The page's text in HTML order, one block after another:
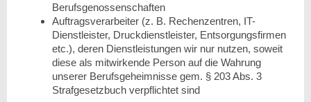
Berufsgenossenschaften
Auftragsverarbeiter (z. B. Rechenzentren, IT-
Dienstleister, Druckdienstleister, Entsorgungsfirmen
etc.), deren Dienstleistungen wir nur nutzen, soweit
diese als mitwirkende Person auf die Wahrung
unserer Berufsgeheimnisse gem. § 203 Abs. 3
Strafgesetzbuch verpflichtet sind